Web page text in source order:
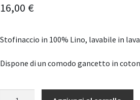
16,00 €
Stofinaccio in 100% Lino, lavabile in
Dispone di un comodo gancetto in